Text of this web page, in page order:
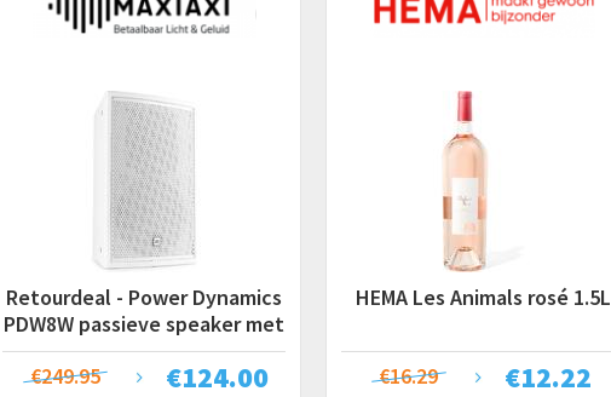
Retourdeal - Power Dynamics
PDW8W passieve speaker met
muurbeugel -
€124.00
€249.95
HEMA Les Animals rosé 1.5L
€12.22
€16.29